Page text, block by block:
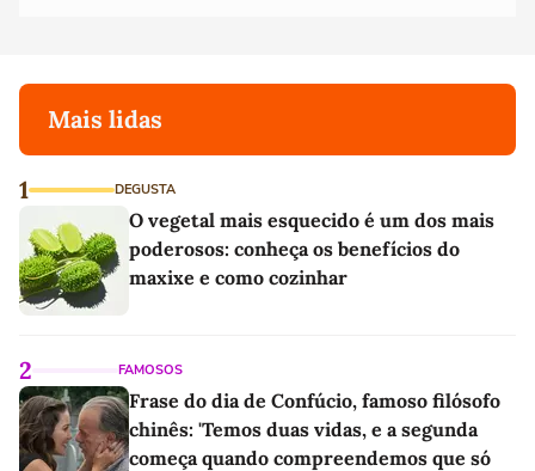
Mais lidas
1 DEGUSTA
O vegetal mais esquecido é um dos mais
poderosos: conheça os benefícios do
maxixe e como cozinhar
2 FAMOSOS
Frase do dia de Confúcio, famoso filósofo
chinês: 'Temos duas vidas, e a segunda
começa quando compreendemos que só